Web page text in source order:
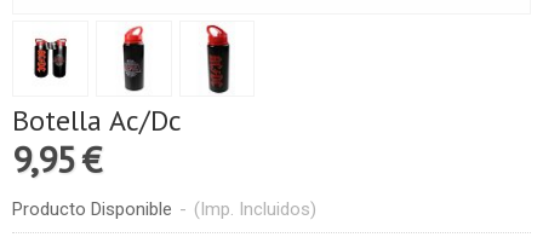
Botella Ac/Dc
9,95 €
Producto Disponible - (Imp. Incluidos)